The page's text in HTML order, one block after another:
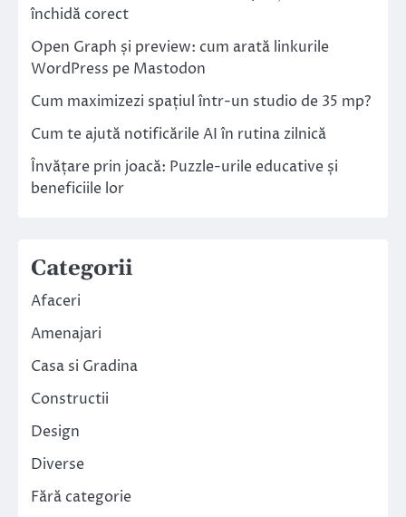
închidă corect
Open Graph și preview: cum arată linkurile
WordPress pe Mastodon
Cum maximizezi spațiul într-un studio de 35 mp?
Cum te ajută notificările AI în rutina zilnică
Învățare prin joacă: Puzzle-urile educative și
beneficiile lor
Categorii
Afaceri
Amenajari
Casa si Gradina
Constructii
Design
Diverse
Fără categorie